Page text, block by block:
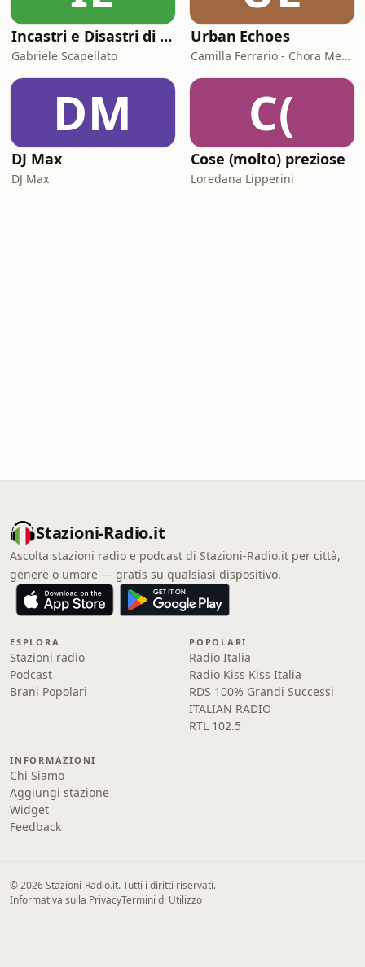
Incastri e Disastri di Coppia
Gabriele Scapellato
Urban Echoes
Camilla Ferrario - Chora Media
DM
DJ Max
DJ Max
C(
Cose (molto) preziose
Loredana Lipperini
Stazioni-Radio.it
Ascolta stazioni radio e podcast di Stazioni-Radio.it per città,
genere o umore — gratis su qualsiasi dispositivo.
ESPLORA
Stazioni radio
Podcast
Brani Popolari
POPOLARI
Radio Italia
Radio Kiss Kiss Italia
RDS 100% Grandi Successi
ITALIAN RADIO
RTL 102.5
INFORMAZIONI
Chi Siamo
Aggiungi stazione
Widget
Feedback
© 2026 Stazioni-Radio.it. Tutti i diritti riservati.
Informativa sulla PrivacyTermini di Utilizzo